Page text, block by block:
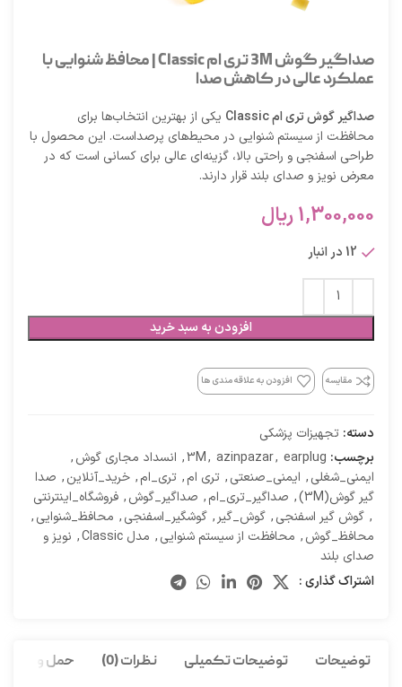
صداگیر گوش 3M تری ام Classic | محافظ شنوایی با
عملکرد عالی در کاهش صدا
صداگیر گوش تری ام Classic
یکی از بهترین انتخاب‌ها برای
محافظت از سیستم شنوایی در محیط‌های پرصداست. این محصول با
طراحی اسفنجی و راحتی بالا، گزینه‌ای عالی برای کسانی است که در
معرض نویز و صدای بلند قرار دارند.
1,300,000ریال
12 در انبار
افزودن به سبد خرید
مقایسه افزودن به علاقه مندی ها
دسته: تجهیزات پزشکی
برچسب:
3M, azinpazar, earplug
, انسداد مجاری گوش,
ایمنی_شغلی, ایمنی_صنعتی, تری ام, تری_ام, خرید_آنلاین, صدا
گیر گوش(3M)
, صداگیر_تری_ام, صداگیر_گوش, فروشگاه_اینترنتی
, گوش گیر اسفنجی, گوش_گیر , گوشگیر_اسفنجی, محافظ_شنوایی,
محافظ_گوش, محافظت از سیستم شنوایی, مدل Classic , نویز و
صدای بلند
اشتراک گذاری :
توضیحات توضیحات تکمیلی نظرات (0) حمل و نقل